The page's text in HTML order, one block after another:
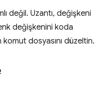
değil. Uzantı, değişkeni
değişkenini koda
dosyasını düzeltin.